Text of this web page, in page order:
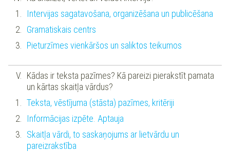
Intervijas sagatavošana, organizēšana un publicēšana
Gramatiskais centrs
Pieturzīmes vienkāršos un saliktos teikumos
Kādas ir teksta pazīmes? Kā pareizi pierakstīt pamata
un kārtas skaitļa vārdus?
Teksta, vēstījuma (stāsta) pazīmes, kritēriji
Informācijas izpēte. Aptauja
Skaitļa vārdi, to saskaņojums ar lietvārdu un
pareizrakstība